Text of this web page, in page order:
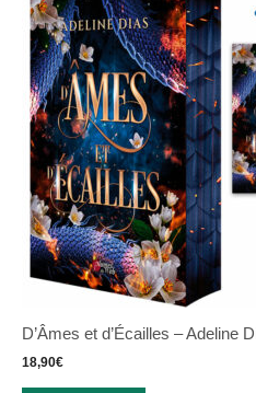
D’Âmes et d’Écailles – Adeline
18,90€